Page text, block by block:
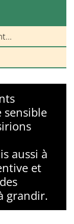
aussi à
et
grandir.